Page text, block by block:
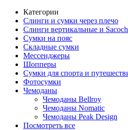
Категории
Слинги и сумки через плечо
Слинги вертикальные и
Сумки на пояс
Складные сумки
Мессенджеры
Шопперы
Сумки для спорта и
Фотосумки
Чемоданы
Чемоданы Bellroy
Чемоданы Nomatic
Чемоданы Peak Design
Посмотреть все